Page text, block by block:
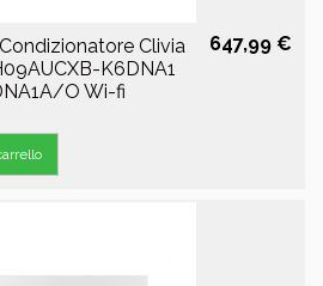
Clivia
K6DNA1
O Wi-fi
647,99 €